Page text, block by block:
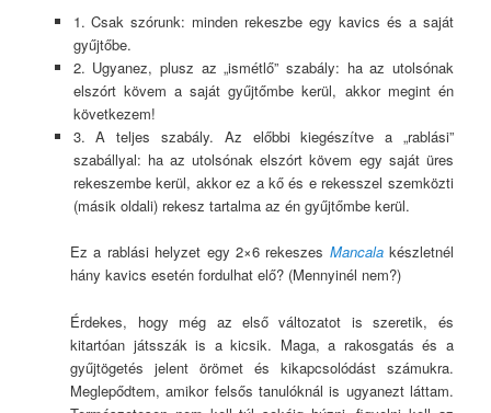
1. Csak szórunk: minden rekeszbe egy kavics és a saját
gyűjtőbe.
2. Ugyanez, plusz az „ismétlő” szabály: ha az utolsónak
elszórt kövem a saját gyűjtőmbe kerül, akkor megint én
következem!
3. A teljes szabály. Az előbbi kiegészítve a „rablási”
szabállyal: ha az utolsónak elszórt kövem egy saját üres
rekeszembe kerül, akkor ez a kő és e rekesszel szemközti
(másik oldali) rekesz tartalma az én gyűjtőmbe kerül.
Ez a rablási helyzet egy 2×6 rekeszes Mancalakészletnél
hány kavics esetén fordulhat elő? (Mennyinél nem?)
Érdekes, hogy még az első változatot is szeretik, és
kitartóan játsszák is a kicsik. Maga, a rakosgatás és a
gyűjtögetés jelent örömet és kikapcsolódást számukra.
Meglepődtem, amikor felsős tanulóknál is ugyanezt láttam.